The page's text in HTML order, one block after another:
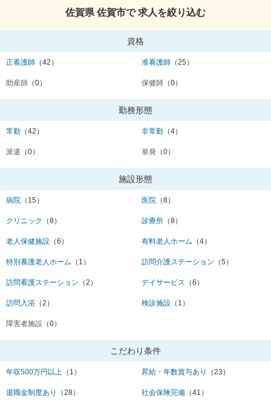
佐賀県 佐賀市で 求人を絞り込む
資格
正看護師 （42） 准看護師 （25）
助産師 （0） 保健師 （0）
勤務形態
常勤 （42） 非常勤 （4）
派遣 （0） 単発 （0）
施設形態
病院 （15） 医院 （8）
クリニック （8） 診療所 （8）
老人保健施設 （6） 有料老人ホーム （4）
特別養護老人ホーム （1） 訪問介護ステーション （5）
訪問看護ステーション （2） デイサービス （6）
訪問入浴 （2） 検診施設 （1）
障害者施設 （0）
こだわり条件
年収500万円以上 （1） 昇給・年数賞与あり （23）
退職金制度あり （28） 社会保険完備 （41）